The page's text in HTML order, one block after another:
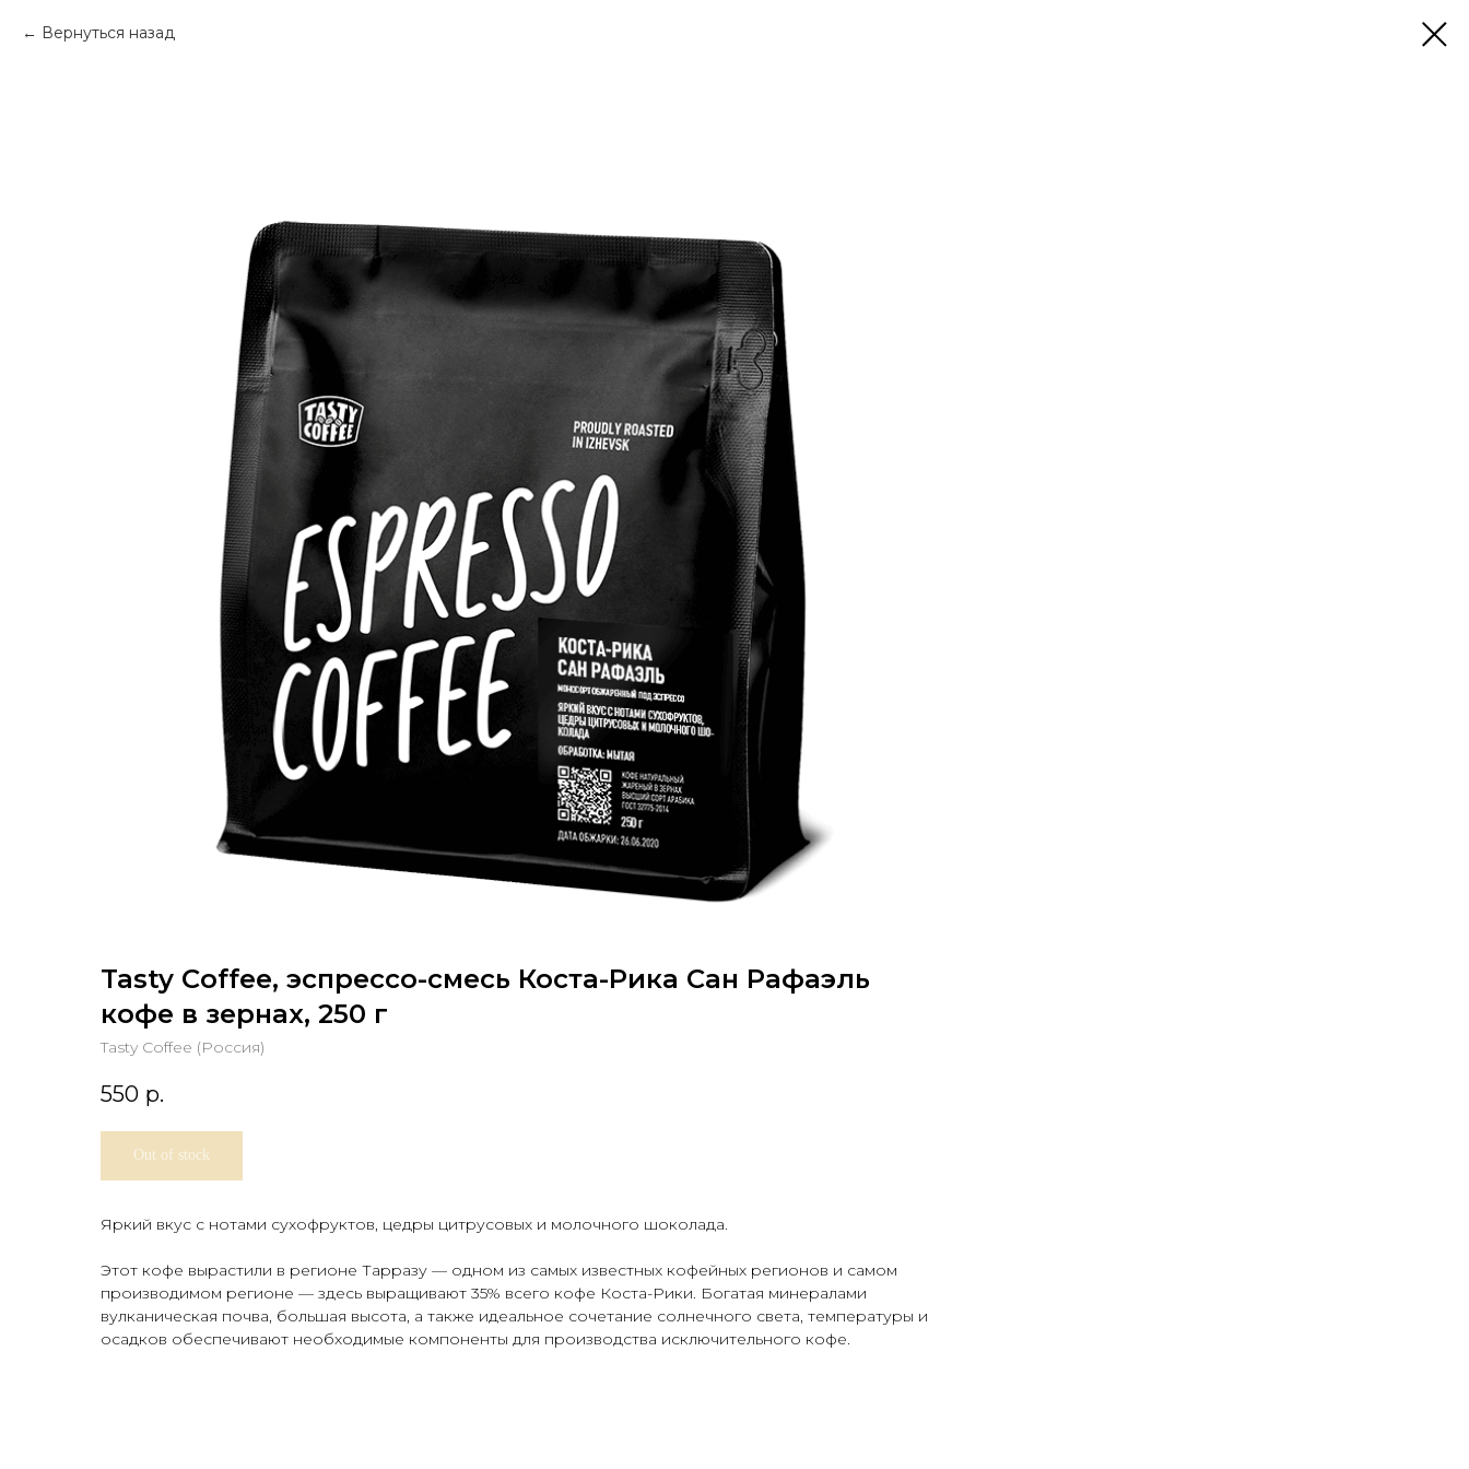
Вернуться назад
Tasty Coffee, эспрессо-смесь Коста-Рика Сан Рафаэль
кофе в зернах, 250 г
Tasty Coffee (Россия)
550 р.
Out of stock
Яркий вкус с нотами сухофруктов, цедры цитрусовых и молочного шоколада.
Этот кофе вырастили в регионе Тарразу — одном из самых известных кофейных регионов и самом
производимом регионе — здесь выращивают 35% всего кофе Коста-Рики. Богатая минералами
вулканическая почва, большая высота, а также идеальное сочетание солнечного света, температуры и
осадков обеспечивают необходимые компоненты для производства исключительного кофе.